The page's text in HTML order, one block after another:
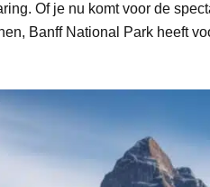
Of je nu komt voor de
Banff National Park heeft